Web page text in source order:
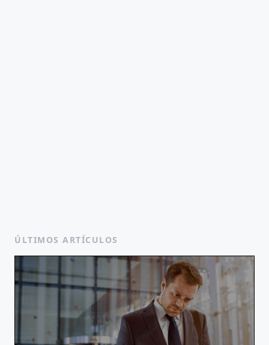
ÚLTIMOS ARTÍCULOS